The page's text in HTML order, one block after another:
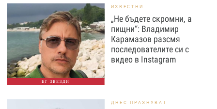
БГ ЗВЕЗДИ
ИЗВЕСТНИ
„Не бъдете скромни, а
пищни“: Владимир
Карамазов разсмя
последователите си с
видео в Instagram
ДНЕС ПРАЗНУВАТ